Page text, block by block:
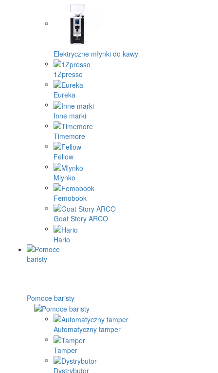
Elektryczne młynki do kawy
1Zpresso
Eureka
Inne marki
Timemore
Fellow
Mlynko
Femobook
Goat Story ARCO
Hario
Pomoce baristy
Automatyczny tamper
Tamper
Dystrybutor